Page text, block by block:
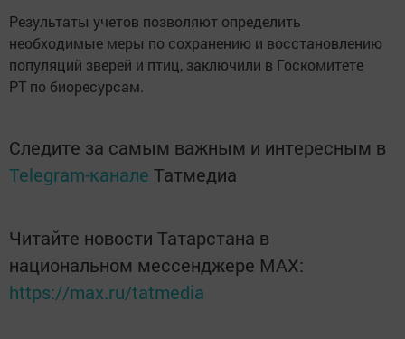
Результаты учетов позволяют определить
необходимые меры по сохранению и восстановлению
популяций зверей и птиц, заключили в Госкомитете
РТ по биоресурсам.
Следите за самым важным и интересным в
Telegram-канале Татмедиа
Читайте новости Татарстана в
национальном мессенджере MАХ:
https://max.ru/tatmedia